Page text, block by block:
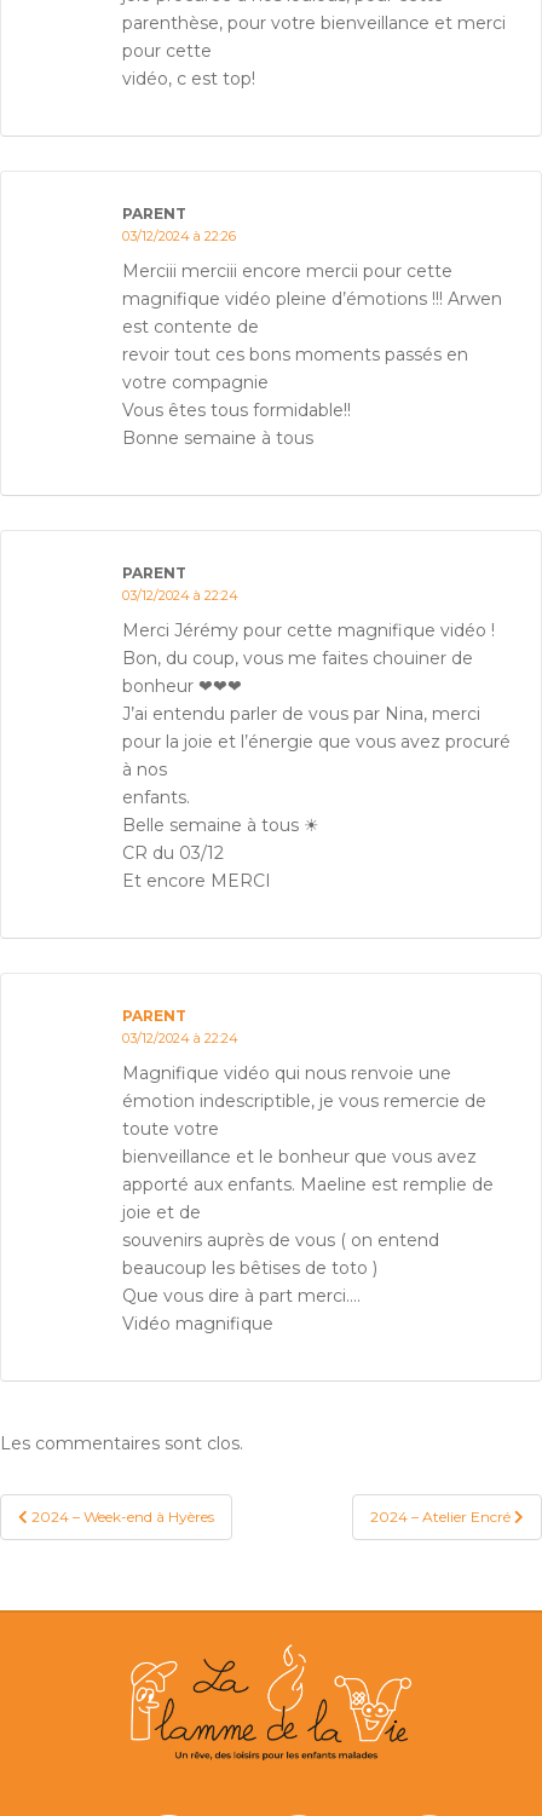
parenthèse, pour votre bienveillance et merci
pour cette
vidéo, c est top!
PARENT
03/12/2024 à 22:26
Merciii merciii encore mercii pour cette
magnifique vidéo pleine d’émotions !!! Arwen
est contente de
revoir tout ces bons moments passés en
votre compagnie
Vous êtes tous formidable!!
Bonne semaine à tous
PARENT
03/12/2024 à 22:24
Merci Jérémy pour cette magnifique vidéo !
Bon, du coup, vous me faites chouiner de
bonheur ❤❤❤
J’ai entendu parler de vous par Nina, merci
pour la joie et l’énergie que vous avez procuré
à nos
enfants.
Belle semaine à tous ☀
CR du 03/12
Et encore MERCI
PARENT
03/12/2024 à 22:24
Magnifique vidéo qui nous renvoie une
émotion indescriptible, je vous remercie de
toute votre
bienveillance et le bonheur que vous avez
apporté aux enfants. Maeline est remplie de
joie et de
souvenirs auprès de vous ( on entend
beaucoup les bêtises de toto )
Que vous dire à part merci….
Vidéo magnifique
Les commentaires sont clos.
2024 – Week-end à Hyères 2024 – Atelier Encré